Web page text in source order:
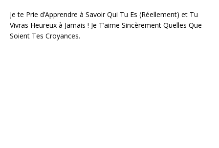
Je te Prie d’Apprendre à Savoir Qui Tu Es (Réellement) et Tu
Vivras Heureux à Jamais ! Je T’aime Sincèrement Quelles Que
Soient Tes Croyances.